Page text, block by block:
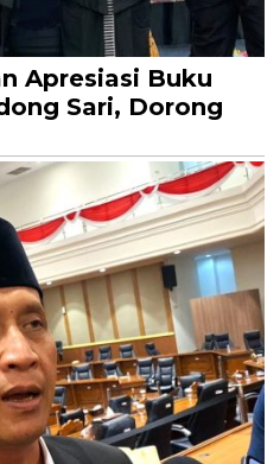
Apresiasi Buku
Sari, Dorong